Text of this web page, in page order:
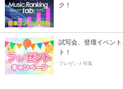
ク！
試写会、登壇イベン
ト！
プレゼント特集